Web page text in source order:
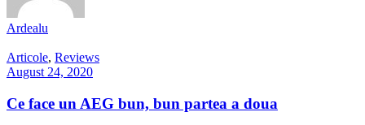
Ardealu
Articole, Reviews
August 24, 2020
Ce face un AEG bun, bun partea a doua